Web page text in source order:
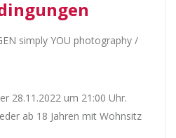
simply YOU photography /
28.11.2022 um 21:00 Uhr.
ab 18 Jahren mit Wohnsitz